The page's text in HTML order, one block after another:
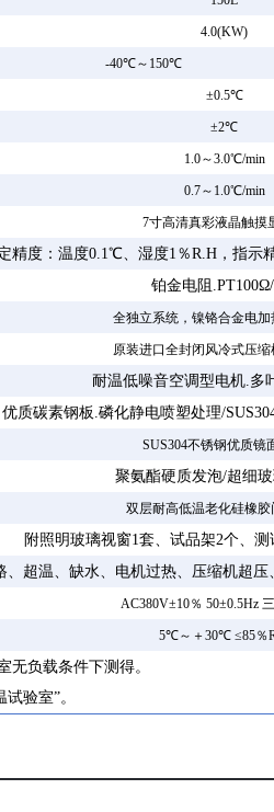
4.0(KW)
-40℃～150℃
±0.5℃
±2℃
1.0～3.0℃/min
0.7～1.0℃/min
7寸高清真彩液晶触摸
精度：温度0.1℃、湿度1％R.H，指示
铂金电阻
全独立系统，镍铬合金电加
原装进口全封闭风冷式压
耐温低噪音空调型电机.多
优质碳素钢板 .磷化静电喷塑处理/
SUS304不锈钢优质镜
聚氨酯硬质发泡/超细
双层耐高低温老化硅橡胶
附照明玻璃视窗1套、试品架2个、
、超温、缺水、电机过热、压缩机超压
AC380V±10％ 50±0.5Hz
5℃～＋30℃ ≤85％
无负载条件下测得。
验室”。